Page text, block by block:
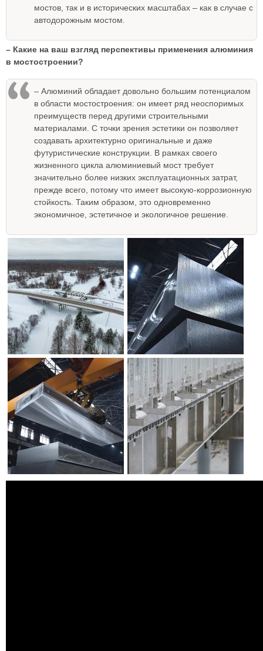
мостов, так и в исторических масштабах – как в случае с
автодорожным мостом.
– Какие на ваш взгляд перспективы применения алюминия
в мостостроении?
– Алюминий обладает довольно большим потенциалом
в области мостостроения: он имеет ряд неоспоримых
преимуществ перед другими строительными
материалами. С точки зрения эстетики он позволяет
создавать архитектурно оригинальные и даже
футуристические конструкции. В рамках своего
жизненного цикла алюминиевый мост требует
значительно более низких эксплуатационных затрат,
прежде всего, потому что имеет высокую-коррозионную
стойкость. Таким образом, это одновременно
экономичное, эстетичное и экологичное решение.